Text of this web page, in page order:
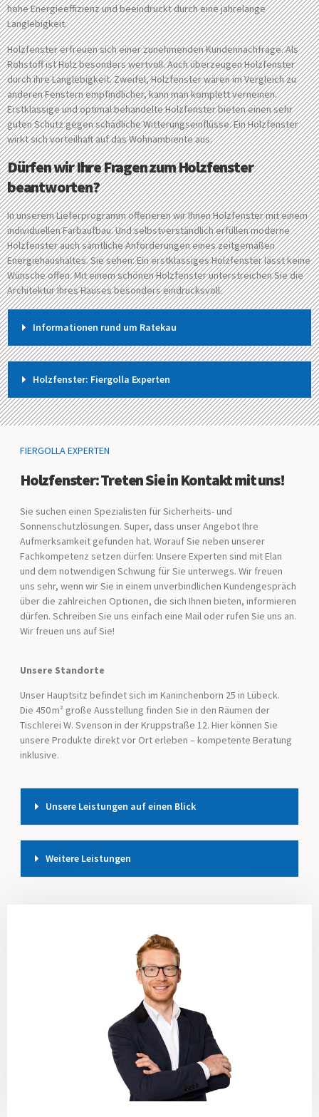
hohe Energieeffizienz und beeindruckt durch eine jahrelange
Langlebigkeit.
Holzfenster erfreuen sich einer zunehmenden Kundennachfrage. Als
Rohstoff ist Holz besonders wertvoll. Auch überzeugen Holzfenster
durch ihre Langlebigkeit. Zweifel, Holzfenster wären im Vergleich zu
anderen Fenstern empfindlicher, kann man komplett verneinen.
Erstklassige und optimal behandelte Holzfenster bieten einen sehr
guten Schutz gegen schädliche Witterungseinflüsse. Ein Holzfenster
wirkt sich vorteilhaft auf das Wohnambiente aus.
Dürfen wir Ihre Fragen zum Holzfenster
beantworten?
In unserem Lieferprogramm offerieren wir Ihnen Holzfenster mit einem
individuellen Farbaufbau. Und selbstverständlich erfüllen moderne
Holzfenster auch sämtliche Anforderungen eines zeitgemäßen
Energiehaushaltes. Sie sehen: Ein erstklassiges Holzfenster lässt keine
Wünsche offen. Mit einem schönen Holzfenster unterstreichen Sie die
Architektur Ihres Hauses besonders eindrucksvoll.
Informationen rund um Ratekau
Holzfenster: Fiergolla Experten
FIERGOLLA EXPERTEN
Holzfenster: Treten Sie in Kontakt mit uns!
Sie suchen einen Spezialisten für Sicherheits- und
Sonnenschutzlösungen. Super, dass unser Angebot Ihre
Aufmerksamkeit gefunden hat. Worauf Sie neben unserer
Fachkompetenz setzen dürfen: Unsere Experten sind mit Elan
und dem notwendigen Schwung für Sie unterwegs. Wir freuen
uns sehr, wenn wir Sie in einem unverbindlichen Kundengespräch
über die zahlreichen Optionen, die sich Ihnen bieten, informieren
dürfen. Schreiben Sie uns einfach eine Mail oder rufen Sie uns an.
Wir freuen uns auf Sie!
Unsere Standorte
Unser Hauptsitz befindet sich im Kaninchenborn 25 in Lübeck.
Die 450 m² große Ausstellung finden Sie in den Räumen der
Tischlerei W. Svenson in der Kruppstraße 12. Hier können Sie
unsere Produkte direkt vor Ort erleben – kompetente Beratung
inklusive.
Unsere Leistungen auf einen Blick
Weitere Leistungen